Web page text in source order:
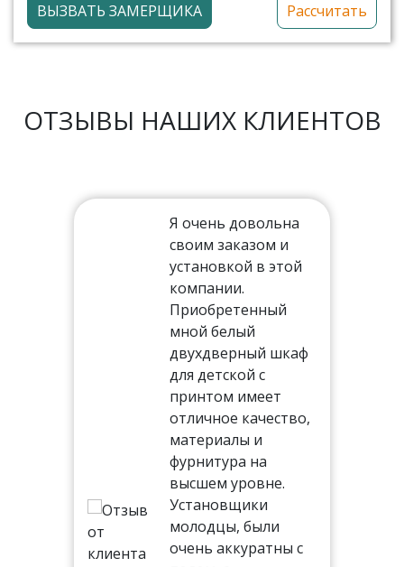
ВЫЗВАТЬ ЗАМЕРЩИКА Рассчитать
ОТЗЫВЫ НАШИХ КЛИЕНТОВ
Я очень довольна
своим заказом и
установкой в этой
компании.
Приобретенный
мной белый
двухдверный шкаф
для детской с
принтом имеет
отличное качество,
материалы и
фурнитура на
высшем уровне.
Установщики
молодцы, были
очень аккуратны с